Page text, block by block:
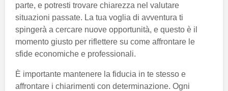
parte, e potresti trovare chiarezza nel valutare
situazioni passate. La tua voglia di avventura ti
spingerà a cercare nuove opportunità, e questo è il
momento giusto per riflettere su come affrontare le
sfide economiche e professionali.
È importante mantenere la fiducia in te stesso e
affrontare i chiarimenti con determinazione. Ogni